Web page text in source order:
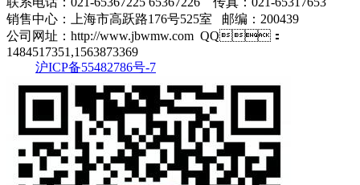
销售中心：上海市高跃路176号525室 邮编：200439
公司网址：http://www.jbwmw.com QQ：
1484517351,1563873369
沪ICP备55482786号-7